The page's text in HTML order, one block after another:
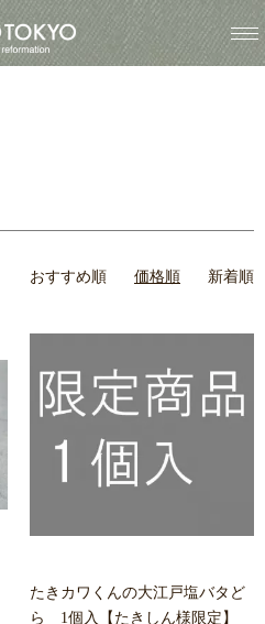
おすすめ順 価格順 新着順
たきカワくんの大江戸塩バタど
ら 1個入【たきしん様限定】